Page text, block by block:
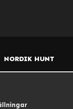
NORDIK HUNT